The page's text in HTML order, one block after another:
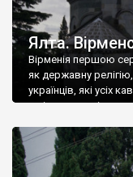
Ялта.
Вірменія першою
як державну
українців, які усіх
є відданими